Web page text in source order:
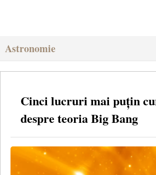
Astronomie
Cinci lucruri mai puțin
despre teoria Big Bang